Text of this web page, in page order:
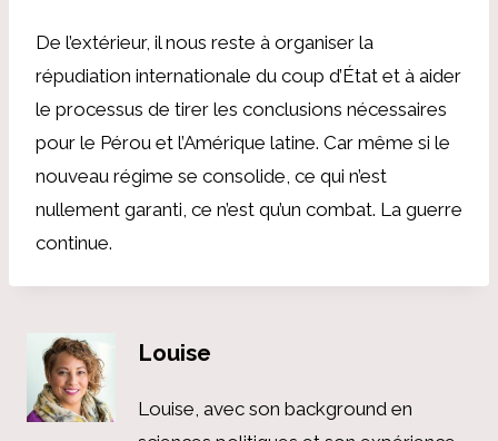
De l’extérieur, il nous reste à organiser la
répudiation internationale du coup d’État et à aider
le processus de tirer les conclusions nécessaires
pour le Pérou et l’Amérique latine. Car même si le
nouveau régime se consolide, ce qui n’est
nullement garanti, ce n’est qu’un combat. La guerre
continue.
Louise
Louise, avec son background en